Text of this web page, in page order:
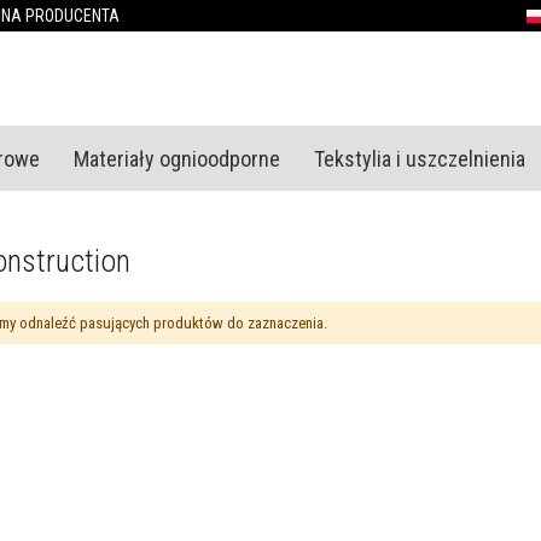
PRODUCENTA
Materiały ognioodporne Tekstylia i uszczelnienia
odnaleźć pasujących produktów do zaznaczenia.